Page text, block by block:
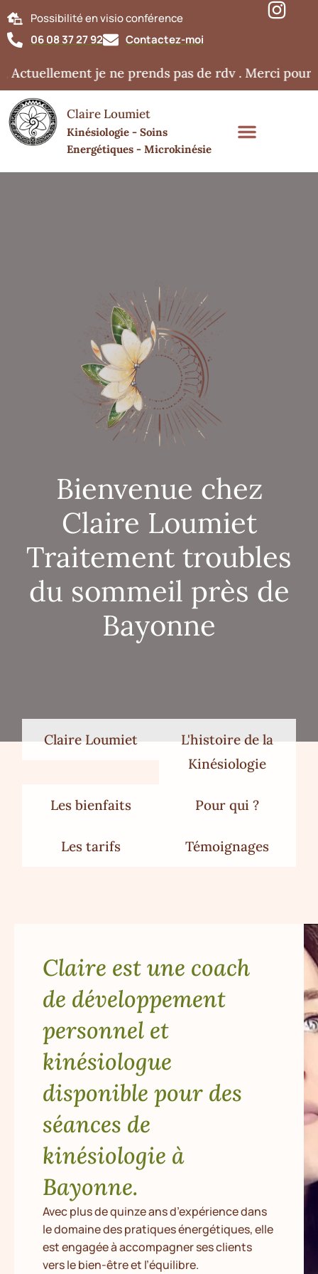
Possibilité en visio conférence
06 08 37 27 92
Contactez-moi
je ne prends pas de rdv . Merci pour
Claire Loumiet
Kinésiologie - Soins
Energétiques - Microkinésie
Bienvenue chez
Claire Loumiet
Traitement troubles
du sommeil près de
Bayonne
Claire Loumiet
L'histoire de la
Kinésiologie
Les bienfaits Pour qui ?
Les tarifs Témoignages
Claire est une coach
de développement
personnel et
kinésiologue
disponible pour des
séances de
kinésiologie à
Bayonne.
Avec plus de quinze ans d’expérience dans
le domaine des pratiques énergétiques, elle
est engagée à accompagner ses clients
vers le bien-être et l’équilibre.